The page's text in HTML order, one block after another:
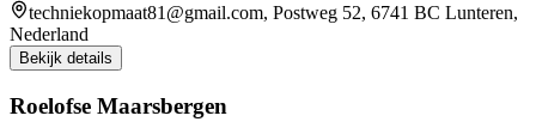
techniekopmaat81@gmail.com, Postweg 52, 6741 BC Lunteren,
Nederland
Bekijk details
Roelofse Maarsbergen